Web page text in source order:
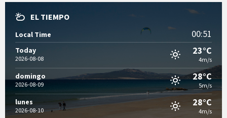
EL TIEMPO
Local Time 00:51
Today
2026-08-08
23°C
4m/s
domingo
2026-08-09
28°C
5m/s
lunes
2026-08-10
28°C
4m/s